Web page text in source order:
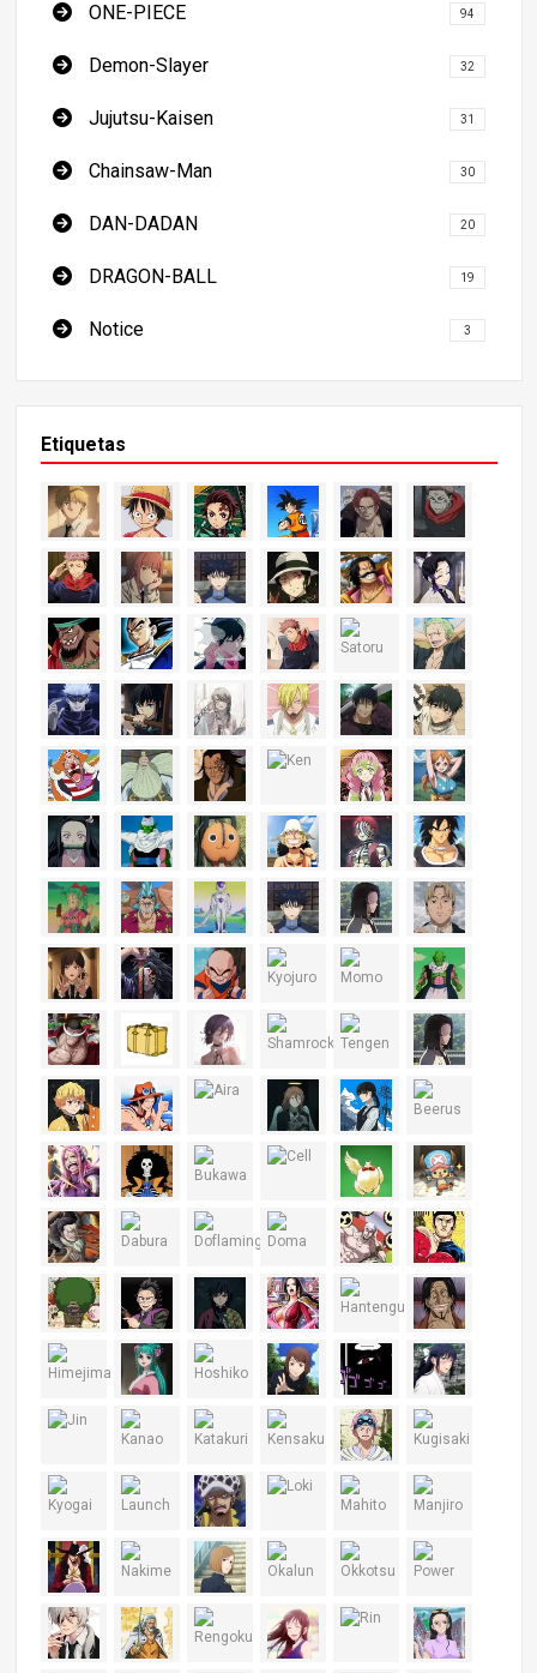
ONE-PIECE 94
Demon-Slayer 32
Jujutsu-Kaisen 31
Chainsaw-Man 30
DAN-DADAN 20
DRAGON-BALL 19
Notice 3
Etiquetas